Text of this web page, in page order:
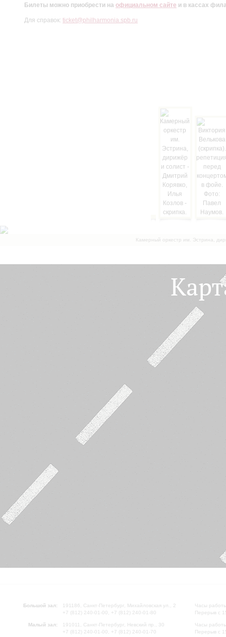
Билеты можно приобрести на официальном сайте и в кассах
Для справок: ticket@philharmonia.spb.ru
Камерный оркестр им. Эстрина,
Большой зал:
191186, Санкт-Петербург, Михайловская ул., 2
+7 (812) 240-01-00, +7 (812) 240-01-80
Малый зал:
191011, Санкт-Петербург, Невский пр., 30
+7 (812) 240-01-00, +7 (812) 240-01-70
Часы
Перерыв с
Часы
Перерыв с